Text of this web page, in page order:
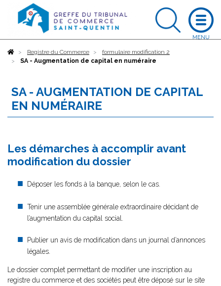
AccueilRegistre du Commerce
formulaire modification 2
SA - Augmentation de capital en numéraire
SA - AUGMENTATION DE CAPITAL
EN NUMÉRAIRE
Les démarches à accomplir avant
modification du dossier
Déposer les fonds à la banque, selon le cas.
Tenir une assemblée générale extraordinaire décidant de
l’augmentation du capital social.
Publier un avis de modification dans un journal d’annonces
légales.
Le dossier complet permettant de modifier une inscription au
registre du commerce et des sociétés peut être déposé sur le site